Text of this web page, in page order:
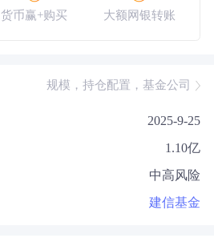
货币赢+购买 大额网银转账
规模，持仓配置，基金公司
2025-9-25
1.10亿
中高风险
建信基金